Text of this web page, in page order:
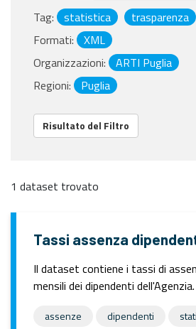
Tag: statistica trasparenza
Formati:
XML
Organizzazioni:
ARTI Puglia
Regioni:
Puglia
Risultato del Filtro
1 dataset trovato
Tassi assenza
Il dataset contiene i tassi di
mensili dei dipendenti dell'Agenzia.
assenze dipendenti